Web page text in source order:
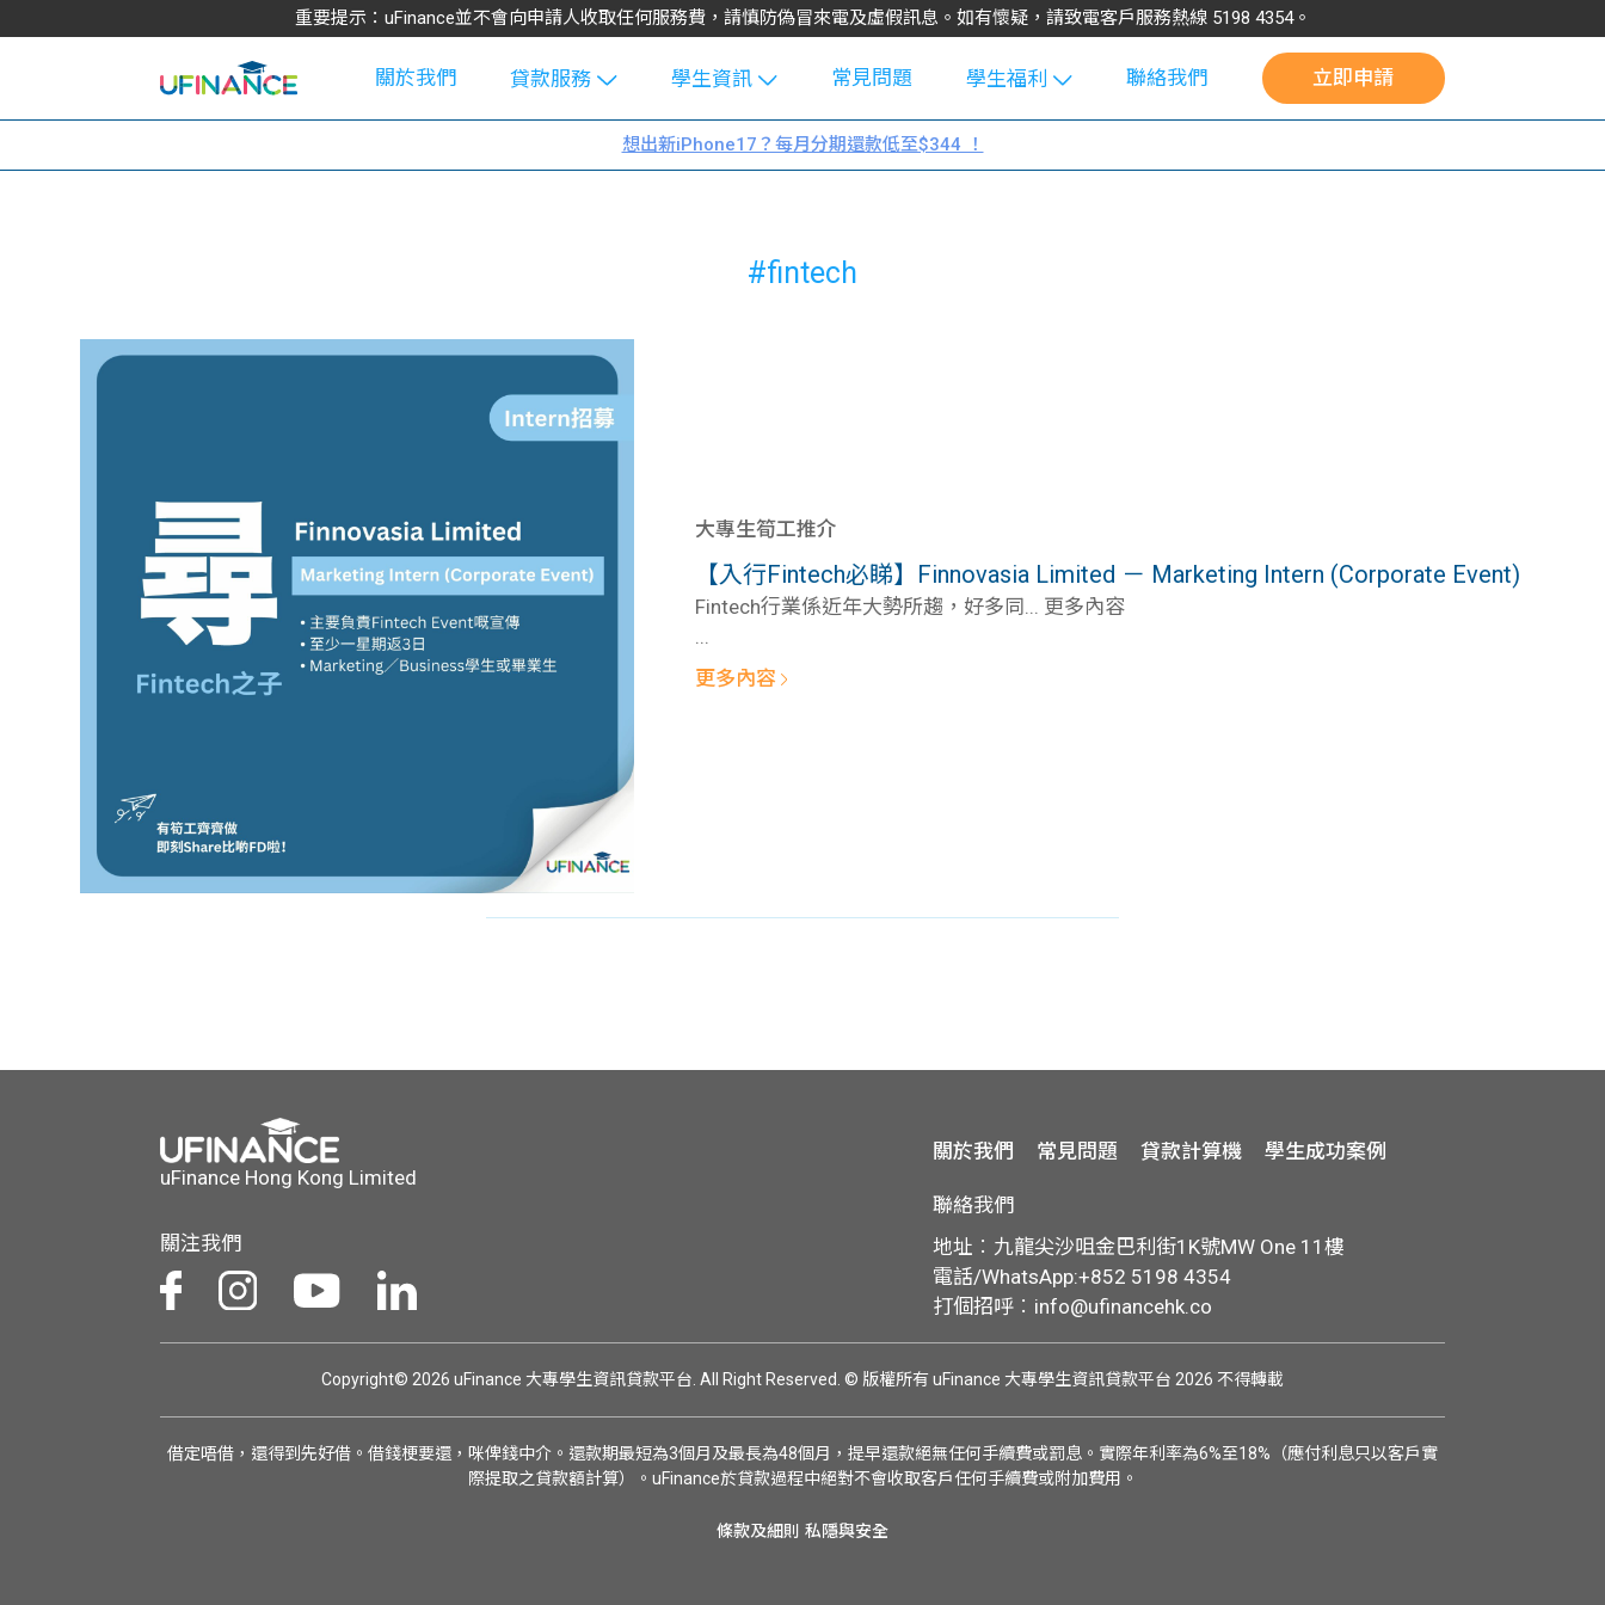
重要提示：uFinance並不會向申請人收取任何服務費，請慎防偽冒來電及虛假訊息。如有懷疑，請致電客戶服務熱線 5198 4354。
關於我們
貸款服務
學生貸款
貸款
貸款計數
機
機
學生資訊
Blog
大專生筍
學生貸款
101
常見問題
學生福利
uFinance 校
園贊助
聯絡我們 立即申請
想出新iPhone17？每月分期還款低至$344 ！
#fintech
大專生筍工推介
【入行Fintech必睇】Finnovasia Limited － Marketing Intern (Corporate Event)
Fintech行業係近年大勢所趨，好多同... 更多內容
更多內容
uFinance Hong Kong Limited
關注我們
關於我們 常見問題 貸款計算機 學生成功案例
聯絡我們
地址︰九龍尖沙咀金巴利街1K號MW One 11樓
電話/WhatsApp:+852 5198 4354
打個招呼︰ info@ufinancehk.co
Copyright© 2026 uFinance 大專學生資訊貸款平台. All Right Reserved. © 版權所有 uFinance 大專學生資訊貸款平台 2026 不得轉載
借定唔借，還得到先好借。借錢梗要還，咪俾錢中介。還款期最短為3個月及最長為48個月，提早還款絕無任何手續費或罰息。實際年利率為6%至18%（應付利息只以客戶實
際提取之貸款額計算）。uFinance於貸款過程中絕對不會收取客戶任何手續費或附加費用。
條款及細則 私隱與安全